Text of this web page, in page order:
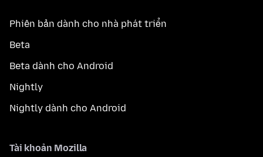
Phiên bản dành cho nhà phát triển
Beta
Beta dành cho Android
Nightly
Nightly dành cho Android
Tài khoản Mozilla